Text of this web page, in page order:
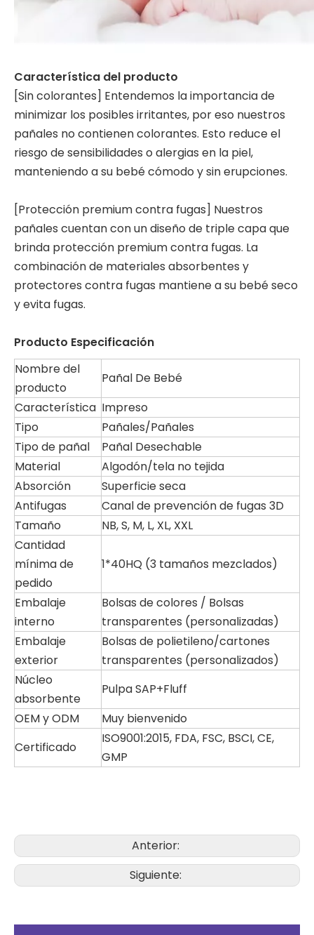
Característica del producto
[Sin colorantes] Entendemos la importancia de
minimizar los posibles irritantes, por eso nuestros
pañales no contienen colorantes. Esto reduce el
riesgo de sensibilidades o alergias en la piel,
manteniendo a su bebé cómodo y sin erupciones.
[Protección premium contra fugas] Nuestros
pañales cuentan con un diseño de triple capa que
brinda protección premium contra fugas. La
combinación de materiales absorbentes y
protectores contra fugas mantiene a su bebé seco
y evita fugas.
Producto Especificación
Nombre del
producto
Pañal De Bebé
Característica Impreso
Tipo
Pañales/Pañales
Tipo de pañal
Pañal Desechable
Material
Algodón/tela no tejida
Absorción
Superficie seca
Antifugas
Canal de prevención de fugas 3D
Tamaño
NB, S, M, L, XL, XXL
Cantidad
mínima de
pedido
1*40HQ (3 tamaños mezclados)
Embalaje
interno
Bolsas de colores / Bolsas
transparentes (personalizadas)
Embalaje
exterior
Bolsas de polietileno/cartones
transparentes (personalizados)
Núcleo
absorbente
Pulpa SAP+Fluff
OEM y ODM
Muy bienvenido
Certificado
ISO9001:2015, FDA, FSC, BSCI, CE,
GMP
Anterior:
Siguiente: